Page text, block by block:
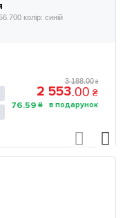
колір: синій
3 188.00 ₴
2 553.00 ₴
76.59 ₴